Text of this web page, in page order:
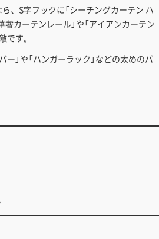
、S字フックに「シーチングカーテン ハ
奢カーテンレール」や「アイアンカーテン
です。
ー 」や「ハンガーラック 」などの太めのパ